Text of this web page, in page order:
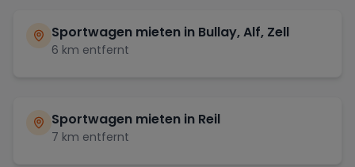
Sportwagen mieten in Bullay, Alf, Zell
6 km entfernt
Sportwagen mieten in Reil
7 km entfernt